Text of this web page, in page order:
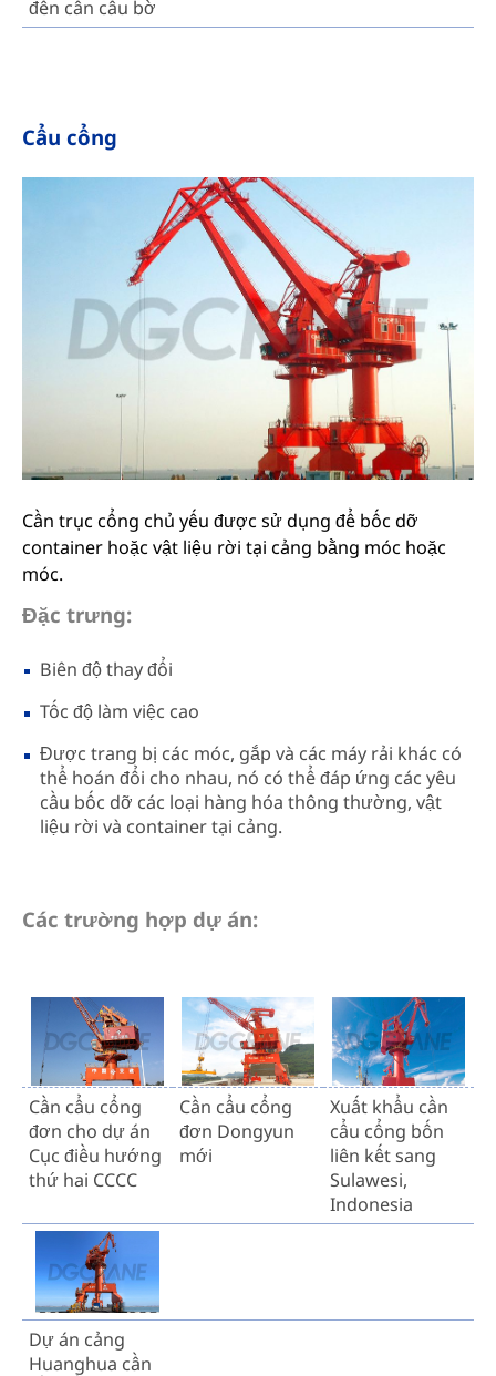
đến cần cẩu bờ
Cẩu cổng
Cần trục cổng chủ yếu được sử dụng để bốc dỡ
container hoặc vật liệu rời tại cảng bằng móc hoặc
móc.
Đặc trưng:
Biên độ thay đổi
Tốc độ làm việc cao
Được trang bị các móc, gắp và các máy rải khác có
thể hoán đổi cho nhau, nó có thể đáp ứng các yêu
cầu bốc dỡ các loại hàng hóa thông thường, vật
liệu rời và container tại cảng.
Các trường hợp dự án:
Cần cẩu cổng
đơn cho dự án
Cục điều hướng
thứ hai CCCC
Cần cẩu cổng
đơn Dongyun
mới
Xuất khẩu cần
cẩu cổng bốn
liên kết sang
Sulawesi,
Indonesia
Dự án cảng
Huanghua cần